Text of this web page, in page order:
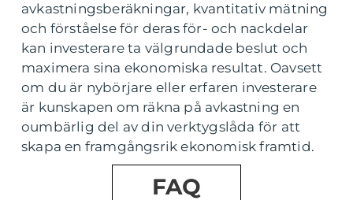
avkastningsberäkningar, kvantitativ mätning
och förståelse för deras för- och nackdelar
kan investerare ta välgrundade beslut och
maximera sina ekonomiska resultat. Oavsett
om du är nybörjare eller erfaren investerare
är kunskapen om räkna på avkastning en
oumbärlig del av din verktygslåda för att
skapa en framgångsrik ekonomisk framtid.
FAQ